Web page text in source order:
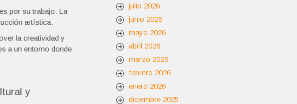
por su trabajo. La
artística.
la creatividad y
a un entorno donde
y
julio 2026
junio 2026
mayo 2026
abril 2026
marzo 2026
febrero 2026
enero 2026
diciembre 2025